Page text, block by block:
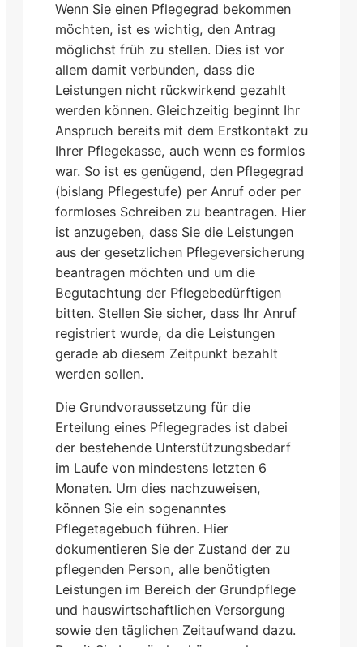
Wenn Sie einen Pflegegrad bekommen
möchten, ist es wichtig, den Antrag
möglichst früh zu stellen. Dies ist vor
allem damit verbunden, dass die
Leistungen nicht rückwirkend gezahlt
werden können. Gleichzeitig beginnt Ihr
Anspruch bereits mit dem Erstkontakt zu
Ihrer Pflegekasse, auch wenn es formlos
war. So ist es genügend, den Pflegegrad
(bislang Pflegestufe) per Anruf oder per
formloses Schreiben zu beantragen. Hier
ist anzugeben, dass Sie die Leistungen
aus der gesetzlichen Pflegeversicherung
beantragen möchten und um die
Begutachtung der Pflegebedürftigen
bitten. Stellen Sie sicher, dass Ihr Anruf
registriert wurde, da die Leistungen
gerade ab diesem Zeitpunkt bezahlt
werden sollen.
Die Grundvoraussetzung für die
Erteilung eines Pflegegrades ist dabei
der bestehende Unterstützungsbedarf
im Laufe von mindestens letzten 6
Monaten. Um dies nachzuweisen,
können Sie ein sogenanntes
Pflegetagebuch führen. Hier
dokumentieren Sie der Zustand der zu
pflegenden Person, alle benötigten
Leistungen im Bereich der Grundpflege
und hauswirtschaftlichen Versorgung
sowie den täglichen Zeitaufwand dazu.